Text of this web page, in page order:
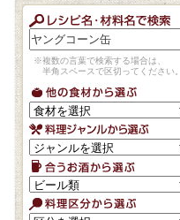
※複数の言葉で検索する場合は、
半角スペースで区切ってください。